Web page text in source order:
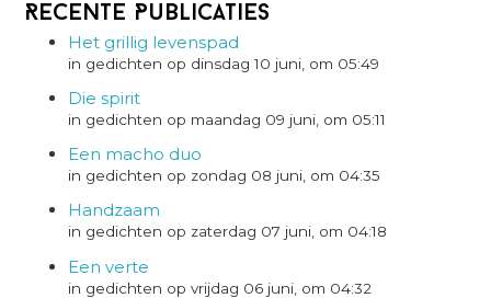
Recente Publicaties
Het grillig levenspad
in gedichten op dinsdag 10 juni, om 05:49
Die spirit
in gedichten op maandag 09 juni, om 05:11
Een macho duo
in gedichten op zondag 08 juni, om 04:35
Handzaam
in gedichten op zaterdag 07 juni, om 04:18
Een verte
in gedichten op vrijdag 06 juni, om 04:32